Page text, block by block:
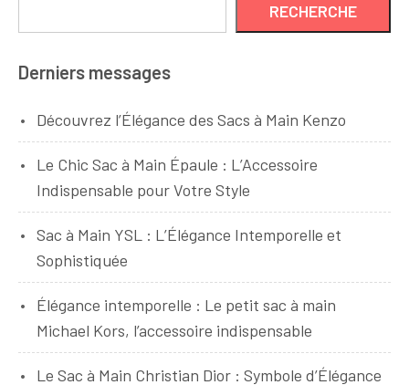
RECHERCHE
Derniers messages
Découvrez l’Élégance des Sacs à Main Kenzo
Le Chic Sac à Main Épaule : L’Accessoire
Indispensable pour Votre Style
Sac à Main YSL : L’Élégance Intemporelle et
Sophistiquée
Élégance intemporelle : Le petit sac à main
Michael Kors, l’accessoire indispensable
Le Sac à Main Christian Dior : Symbole d’Élégance